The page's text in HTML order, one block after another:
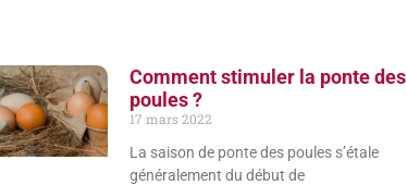
Comment stimuler la ponte des
poules ?
17 mars 2022
La saison de ponte des poules s’étale
généralement du début de